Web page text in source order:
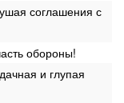
соглашения с
обороны!
и глупая